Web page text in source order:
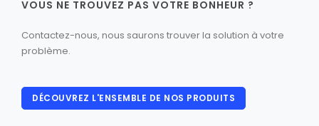
VOUS NE TROUVEZ PAS VOTRE BONHEUR ?
Contactez-nous, nous saurons trouver la solution à votre
problème.
DÉCOUVREZ L'ENSEMBLE DE NOS PRODUITS